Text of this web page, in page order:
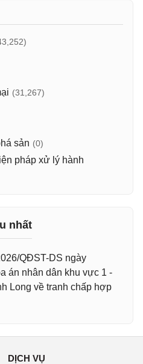
(31,267)
sản (0)
pháp xử lý hành
nhất
QĐST-DS ngày
án nhân dân khu vực 1 -
Long về tranh chấp hợp
DỊCH VỤ